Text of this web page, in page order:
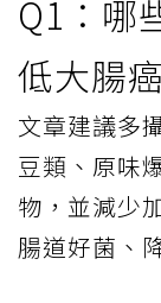
Q1：哪
低大腸
文章建議多
豆類、原味
物，並減少
腸道好菌、